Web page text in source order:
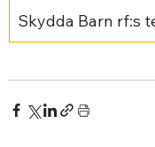
Skydda Barn rf:s